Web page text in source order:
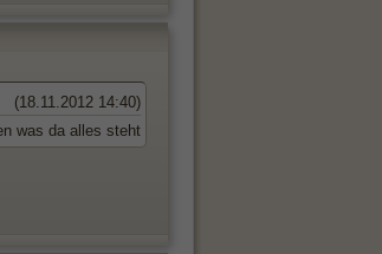
(18.11.2012 14:40)
was da alles steht